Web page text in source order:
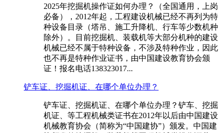
2025年挖掘机操作证如何办理？（全国通用，上岗
必备），2012年起，工程建设机械已经不再列为特
种设备目录（塔吊、施工升降机、行车等少数机种
除外）。目前挖掘机、装载机等大部分机种的建设
机械已经不属于特种设备，不涉及特种作业，因此
也不再是特种作业证书，由中国建设教育协会颁
证！报名电话138323017...
铲车证、挖掘机证、在哪个单位办理？
铲车证、挖掘机证、在哪个单位办理？铲车、挖掘
机证、等工程机械类证书在2012年以后由中国建设
机械教育协会（简称为“中国建协”）颁发。中国建